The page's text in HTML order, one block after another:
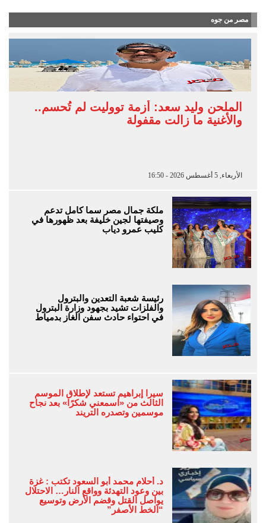
مصر من جوه
الملحن وليد سعد: أزمة تووليت لم تُحسم..
والأغنية ما زالت مقفولة
الأربعاء, 5 أغسطس 2026 - 16:50
ملكة جمال مصر سما كامل تدعم
وصيفتها لجين خليفة بعد ظهورها في
كليب عمرو دياب
رئيسة شعبة التعدين والبترول
والفلزات تشيد بجهود وزارة البترول
في احتواء حادث سفن الغاز بدمياط
سيرا إبراهيم تستعد لإطلاق الموسم
الثالث من «اسمعني شكرًا» بعد نجاح
موسمين وتصدره التريند
د. أحلام محمد أبو السعود تكتب : غزة
بين وعود التهدئة وواقع النار… الاحتلال
يواصل القتل وقضم الأرض وتوسيع
“الخط الأصفر”